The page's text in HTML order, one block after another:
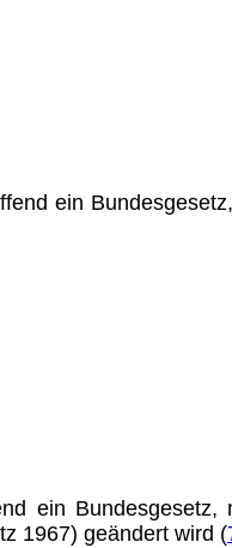
ein
ein Bundesgesetz,
1967) geändert wird (